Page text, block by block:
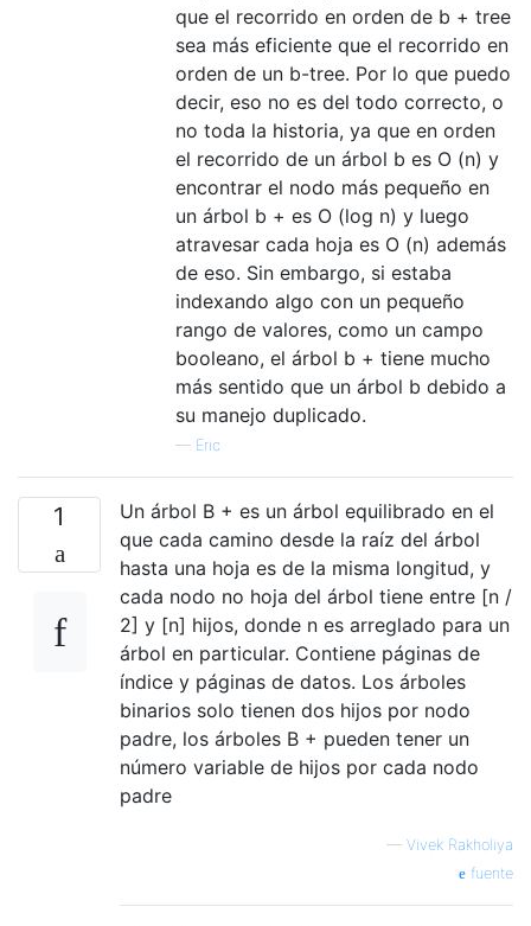
que el recorrido en orden de b + tree
sea más eficiente que el recorrido en
orden de un b-tree. Por lo que puedo
decir, eso no es del todo correcto, o
no toda la historia, ya que en orden
el recorrido de un árbol b es O (n) y
encontrar el nodo más pequeño en
un árbol b + es O (log n) y luego
atravesar cada hoja es O (n) además
de eso. Sin embargo, si estaba
indexando algo con un pequeño
rango de valores, como un campo
booleano, el árbol b + tiene mucho
más sentido que un árbol b debido a
su manejo duplicado.
— Eric
1
Un árbol B + es un árbol equilibrado en el
que cada camino desde la raíz del árbol
hasta una hoja es de la misma longitud, y
cada nodo no hoja del árbol tiene entre [n /
2] y [n] hijos, donde n es arreglado para un
árbol en particular. Contiene páginas de
índice y páginas de datos. Los árboles
binarios solo tienen dos hijos por nodo
padre, los árboles B + pueden tener un
número variable de hijos por cada nodo
padre
— Vivek Rakholiya
fuente